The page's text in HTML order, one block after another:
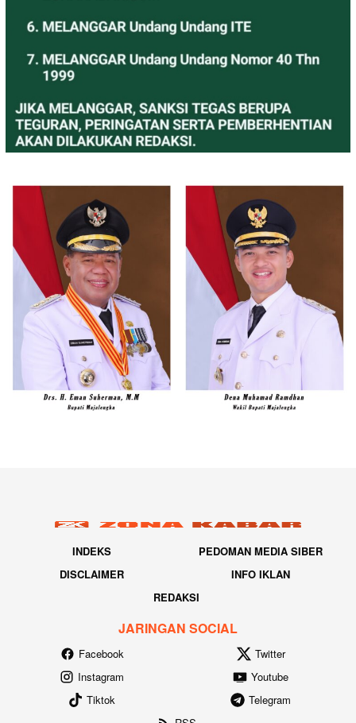
INDEKS
PEDOMAN MEDIA SIBER
DISCLAIMER
INFO IKLAN
REDAKSI
JARINGAN SOCIAL
Facebook
Twitter
Instagram
Youtube
Tiktok
Telegram